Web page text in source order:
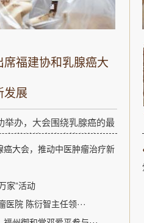
福建协和乳腺癌大
发展
举办，大会围绕乳腺癌的最
多学科综合治疗等关键议题
诊疗领域的专业人士提供了
此次盛会。在会议期间，
大会，推动中医肿瘤治疗新
家”活动
院 陈衍智主任领···